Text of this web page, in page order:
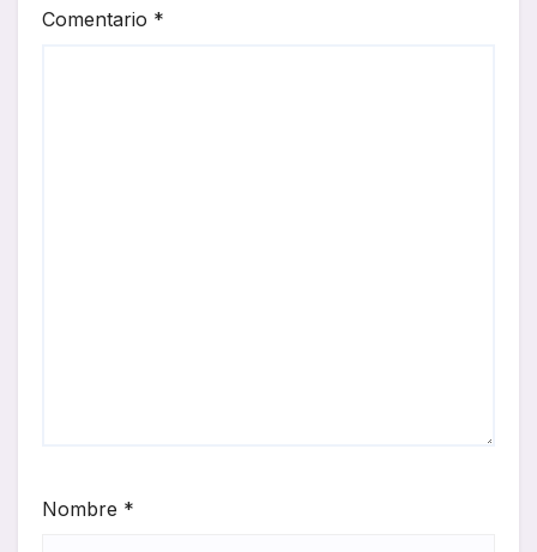
Comentario *
Nombre *